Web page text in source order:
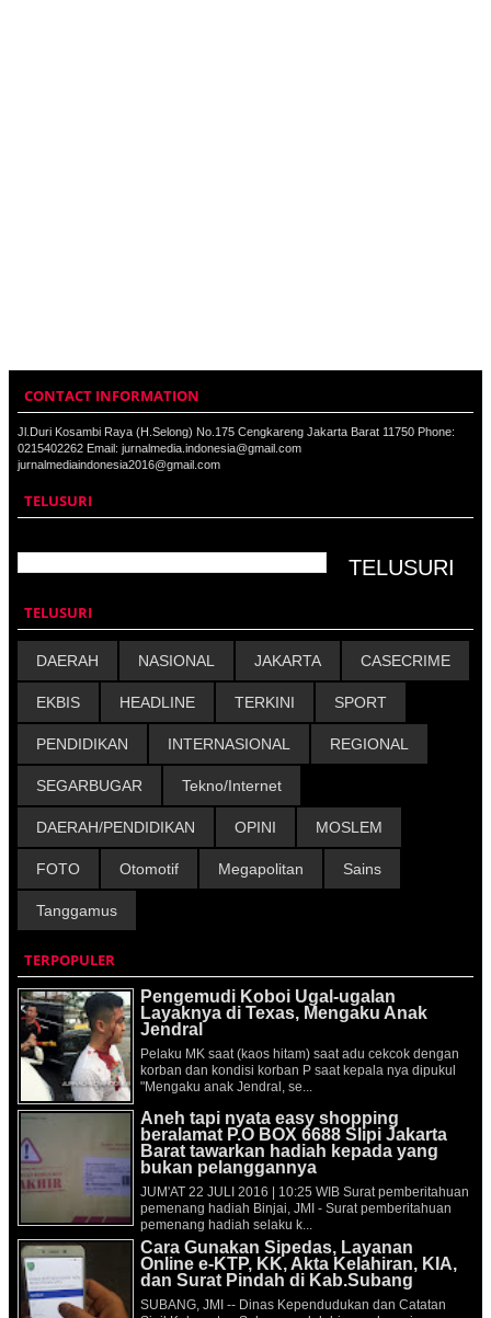
CONTACT INFORMATION
Jl.Duri Kosambi Raya (H.Selong) No.175 Cengkareng Jakarta Barat 11750 Phone:
0215402262 Email: jurnalmedia.indonesia@gmail.com
jurnalmediaindonesia2016@gmail.com
TELUSURI
TELUSURI
DAERAH NASIONAL JAKARTA CASECRIME
EKBIS HEADLINE TERKINI SPORT
PENDIDIKAN INTERNASIONAL REGIONAL
SEGARBUGAR Tekno/Internet
DAERAH/PENDIDIKAN OPINI MOSLEM
FOTO Otomotif Megapolitan Sains
Tanggamus
TERPOPULER
Pengemudi Koboi Ugal-ugalan
Layaknya di Texas, Mengaku Anak
Jendral
Pelaku MK saat (kaos hitam) saat adu cekcok dengan
korban dan kondisi korban P saat kepala nya dipukul
"Mengaku anak Jendral, se...
Aneh tapi nyata easy shopping
beralamat P.O BOX 6688 Slipi Jakarta
Barat tawarkan hadiah kepada yang
bukan pelanggannya
JUM'AT 22 JULI 2016 | 10:25 WIB Surat pemberitahuan
pemenang hadiah Binjai, JMI - Surat pemberitahuan
pemenang hadiah selaku k...
Cara Gunakan Sipedas, Layanan
Online e-KTP, KK, Akta Kelahiran, KIA,
dan Surat Pindah di Kab.Subang
SUBANG, JMI -- Dinas Kependudukan dan Catatan